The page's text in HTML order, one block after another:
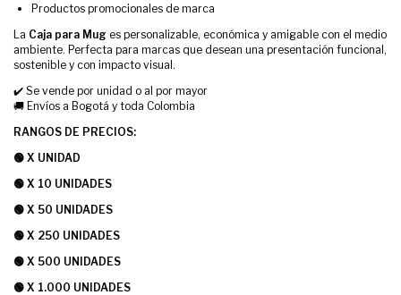
Productos promocionales de marca
La Caja para Mug es personalizable, económica y amigable con el medio
ambiente. Perfecta para marcas que desean una presentación funcional,
sostenible y con impacto visual.
✔️ Se vende por unidad o al por mayor
🚚 Envíos a Bogotá y toda Colombia
RANGOS DE PRECIOS:
🟢 X UNIDAD
🟢 X 10 UNIDADES
🟢 X 50 UNIDADES
🟢 X 250 UNIDADES
🟢 X 500 UNIDADES
🟢 X 1.000 UNIDADES